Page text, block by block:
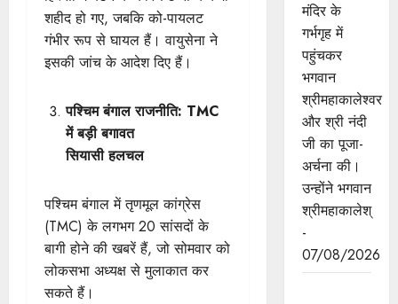
शहीद हो गए, जबकि को-पायलट
गंभीर रूप से घायल हैं। वायुसेना ने
इसकी जांच के आदेश दिए हैं।
पश्चिम बंगाल राजनीति: TMC
में बड़ी बगावत
सियासी हलचल
पश्चिम बंगाल में तृणमूल कांग्रेस
(TMC) के लगभग 20 सांसदों के
बागी होने की खबरें हैं, जो सोमवार को
लोकसभा अध्यक्ष से मुलाकात कर
सकते हैं।
मंदिर के
गर्भगृह में
पहुंचकर
भगवान
श्रीमहाकालेश्‍वर
और श्री नंदी
जी का पूजा-
अर्चना की।
उन्‍होंने भगवान
श्रीमहाकालेश्
-
07/08/2026